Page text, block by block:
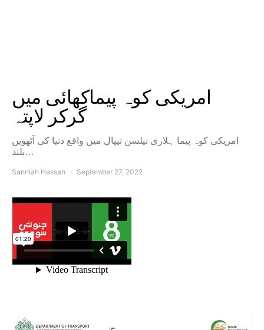
امریکی کوہ پیماکھائی میں
گرکر لاپتہ
امریکی کوہ پیما ہلاری نیلسن نیپال میں واقع دنیا کی آٹھویں
بلند…
Sanniah Hassan September 27, 2022